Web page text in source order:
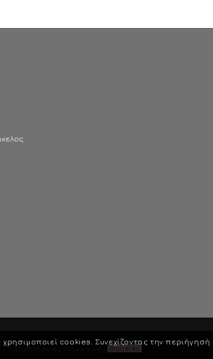
Χαρτοπετσέτες | Powered by digital4u
cookies. Συνεχίζοντας την